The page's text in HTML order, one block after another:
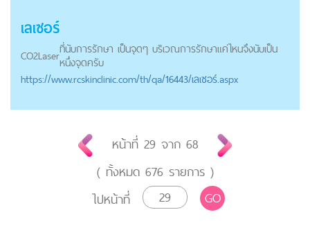
เลเซอร์
CO2Laserที่นับการรักษา เป็นจุดๆ บริเวณการรักษาแค่ไหนจึงนับเป็น
หนึ่งจุดครับ
https://www.rcskinclinic.com/th/qa/16443/เลเซอร์.aspx
หน้าที่ 29 จาก 68
( ทั้งหมด 676 รายการ )
ไปหน้าที่
GO